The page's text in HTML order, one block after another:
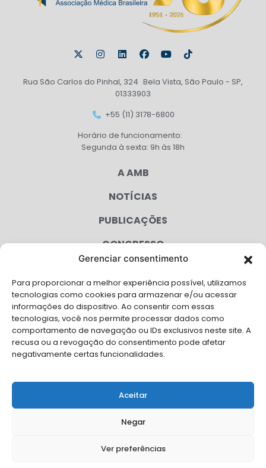
Gerenciar consentimento
Para proporcionar a melhor experiência possível, utilizamos
tecnologias como cookies para armazenar e/ou acessar
informações do dispositivo. Ao consentir com essas
tecnologias, você nos permite processar dados como
comportamento de navegação ou IDs exclusivos neste site. A
recusa ou a revogação do consentimento pode afetar
negativamente certas funcionalidades.
Aceitar
Negar
Ver preferências
Rua São Carlos do Pinhal, 324 Bela Vista, São Paulo - SP,
01333903
+55 (11) 3178-6800
Horário de funcionamento:
Segunda à sexta: 9h às 18h
A AMB
NOTÍCIAS
PUBLICAÇÕES
CONGRESSO
CAMPANHAS
SERVIÇOS
FILIADAS
FALE CONOSCO
Solicite Apoio Institucional da AMB para o seu evento